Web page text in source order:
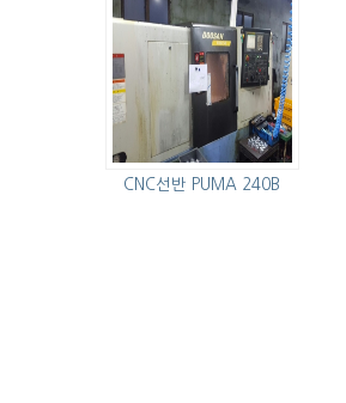
CNC선반 PUMA 240B